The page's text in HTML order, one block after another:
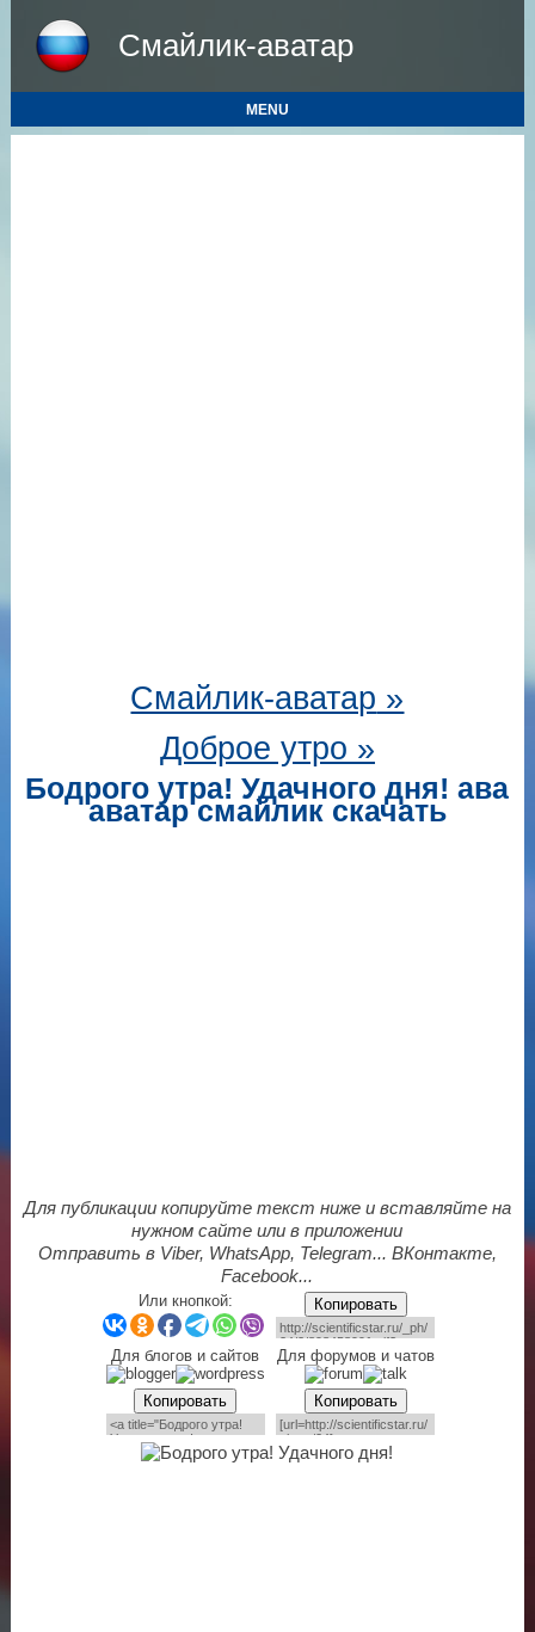
Смайлик-аватар
MENU
Смайлик-аватар »
Доброе утро »
Бодрого утра! Удачного дня! ава
аватар смайлик скачать
Для публикации копируйте текст ниже и вставляйте на
нужном сайте или в приложении
Отправить в Viber, WhatsApp, Telegram... ВКонтакте,
Facebook...
Или кнопкой: Копировать
Для блогов и сайтов Для форумов и чатов
Копировать Копировать